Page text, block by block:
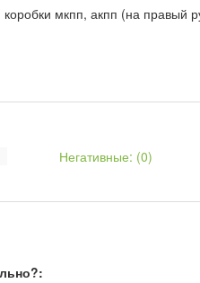
мкпп, акпп (на правый
Негативные: (0)